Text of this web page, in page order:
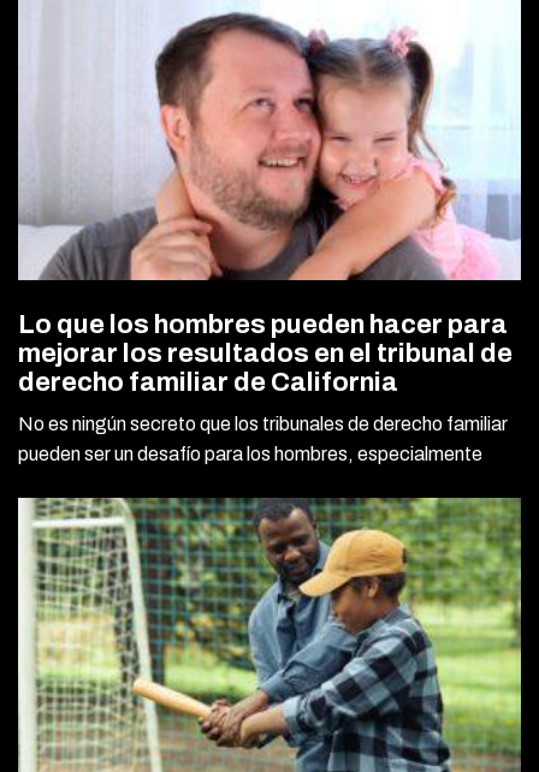
Lo que los hombres pueden hacer para
mejorar los resultados en el tribunal de
derecho familiar de California
No es ningún secreto que los tribunales de derecho familiar
pueden ser un desafío para los hombres, especialmente